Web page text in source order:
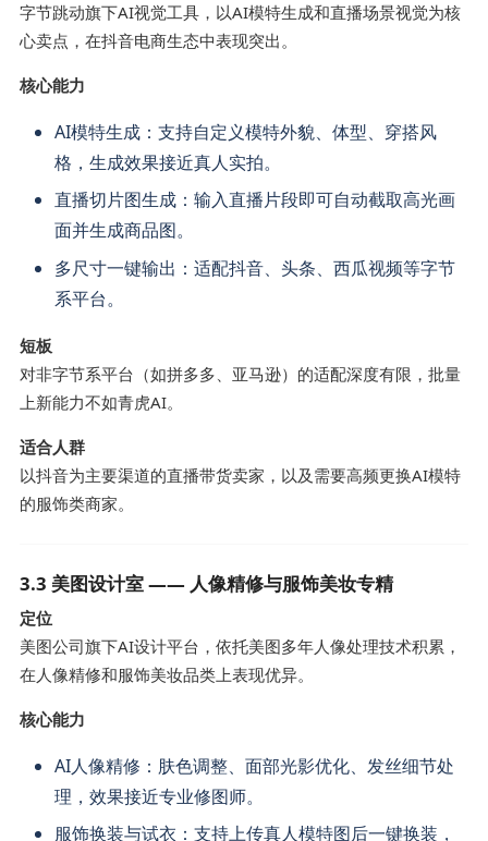
字节跳动旗下AI视觉工具，以AI模特生成和直播场景视觉为核
心卖点，在抖音电商生态中表现突出。
核心能力
AI模特生成：支持自定义模特外貌、体型、穿搭风
格，生成效果接近真人实拍。
直播切片图生成：输入直播片段即可自动截取高光画
面并生成商品图。
多尺寸一键输出：适配抖音、头条、西瓜视频等字节
系平台。
短板
对非字节系平台（如拼多多、亚马逊）的适配深度有限，批量
上新能力不如青虎AI。
适合人群
以抖音为主要渠道的直播带货卖家，以及需要高频更换AI模特
的服饰类商家。
3.3 美图设计室 —— 人像精修与服饰美妆专精
定位
美图公司旗下AI设计平台，依托美图多年人像处理技术积累，
在人像精修和服饰美妆品类上表现优异。
核心能力
AI人像精修：肤色调整、面部光影优化、发丝细节处
理，效果接近专业修图师。
服饰换装与试衣：支持上传真人模特图后一键换装，